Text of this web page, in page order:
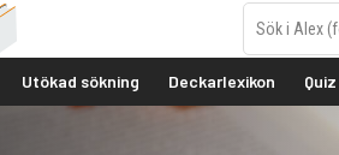
Utökad sökning Deckarlexikon Quiz